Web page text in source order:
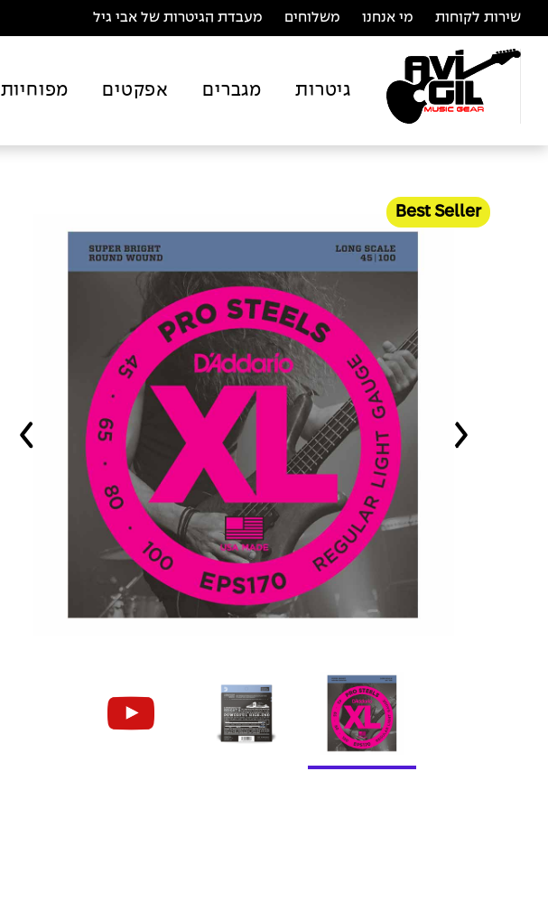
שירות לקוחות מי אנחנו משלוחים מעבדת הגיטרות של אבי גיל
גיטרות מגברים אפקטים מפוחיות
Best Seller